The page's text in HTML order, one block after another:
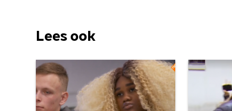
Lees ook